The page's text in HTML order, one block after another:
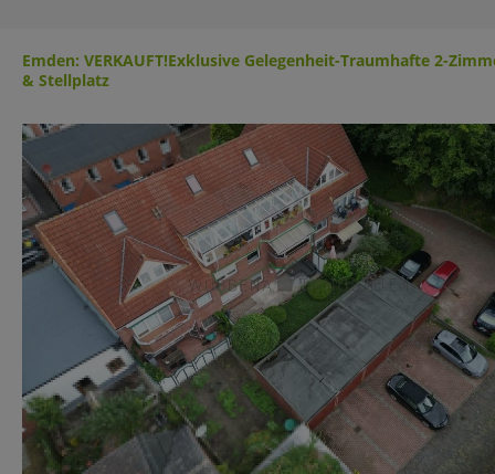
Emden: VERKAUFT!Exklusive Gelegenheit-Traumhafte 2-
& Stellplatz